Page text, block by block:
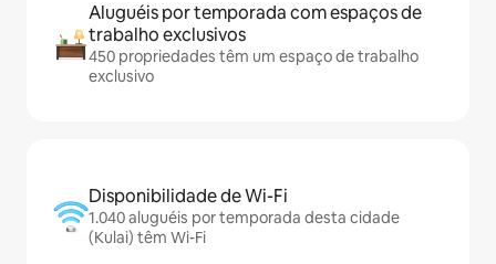
Aluguéis por temporada com espaços de
trabalho exclusivos
450 propriedades têm um espaço de trabalho
exclusivo
Disponibilidade de Wi-Fi
1.040 aluguéis por temporada desta cidade
(Kulai) têm Wi-Fi